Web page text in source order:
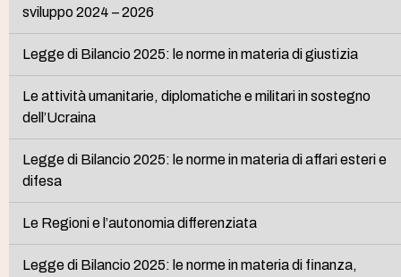
sviluppo 2024 – 2026
Legge di Bilancio 2025: le norme in materia di giustizia
Le attività umanitarie, diplomatiche e militari in sostegno
dell’Ucraina
Legge di Bilancio 2025: le norme in materia di affari esteri e
difesa
Le Regioni e l’autonomia differenziata
Legge di Bilancio 2025: le norme in materia di finanza,